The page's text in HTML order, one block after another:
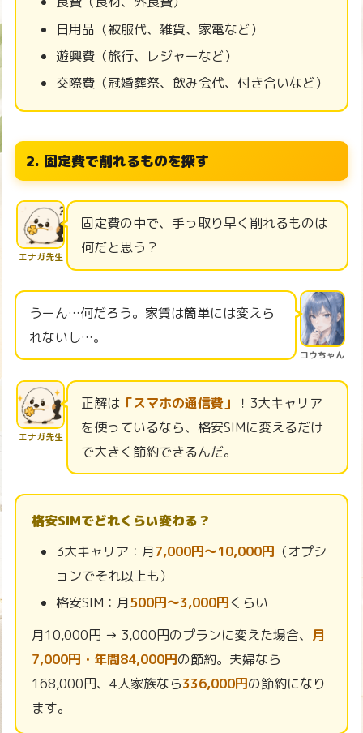
日用品（被服代、雑貨、家電など）
遊興費（旅行、レジャーなど）
交際費（冠婚葬祭、飲み会代、付き合いなど）
2. 固定費で削れるものを探す
エナガ先生
固定費の中で、手っ取り早く削れるものは
何だと思う？
コウちゃん
うーん…何だろう。家賃は簡単には変えら
れないし…。
エナガ先生
正解は 「スマホの通信費」
！3大キャリア
を使っているなら、格安SIMに変えるだけ
で大きく節約できるんだ。
格安SIMでどれくらい変わる？
3大キャリア：月7,000円〜10,000円 （オプシ
ョンでそれ以上も）
格安SIM：月500円〜3,000円くらい
月10,000円 → 3,000円のプランに変えた場合、 月
7,000円・年間84,000円の節約。夫婦なら
168,000円、4人家族なら336,000円の節約になり
ます。